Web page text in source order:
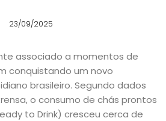
23/09/2025
associado a momentos de
conquistando um novo
brasileiro. Segundo dados
o consumo de chás prontos
to Drink) cresceu cerca de